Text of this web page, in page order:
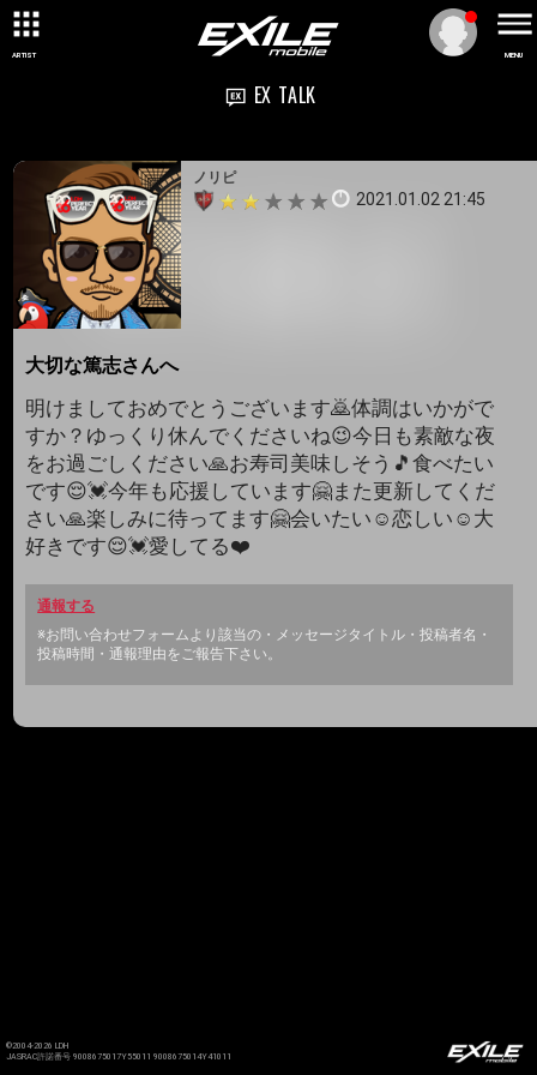
ARTIST MENU
EX TALK
ノリピ
2021.01.02 21:45
大切な篤志さんへ
明けましておめでとうございます🙇体調はいかがで
すか？ゆっくり休んでくださいね😉今日も素敵な夜
をお過ごしください🙏お寿司美味しそう🎵食べたい
です😌💓今年も応援しています🤗また更新してくだ
さい🙏楽しみに待ってます🤗会いたい☺️恋しい☺️大
好きです😌💓愛してる❤️
通報する
※お問い合わせフォームより該当の・メッセージタイトル・投稿者名・
投稿時間・通報理由をご報告下さい。
©2004-2026 LDH
JASRAC許諾番号 9008675017Y55011 9008675014Y41011